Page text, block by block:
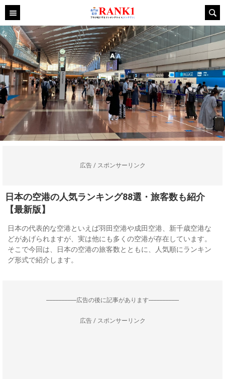
広告 / スポンサーリンク
日本の空港の人気ランキング88選・旅客数も紹介
【最新版】
日本の代表的な空港といえば羽田空港や成田空港、新千歳空港な
どがあげられますが、実は他にも多くの空港が存在しています。
そこで今回は、日本の空港の旅客数とともに、人気順にランキン
グ形式で紹介します。
--------------------広告の後に記事があります--------------------
広告 / スポンサーリンク